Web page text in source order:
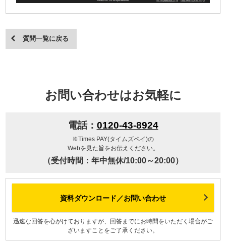
質問一覧に戻る
お問い合わせはお気軽に
電話： 0120-43-8924
※Times PAY(タイムズペイ)の
Webを見た旨をお伝えください。
（受付時間：年中無休/10:00～20:00）
資料ダウンロード／お問い合わせ
迅速な回答を心がけておりますが、回答までにお時間をいただく場合がご
ざいますことをご了承ください。